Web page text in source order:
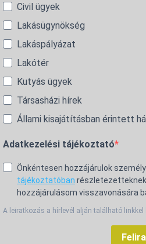
Civil ügyek
Lakásügynökség
Lakáspályázat
Lakótér
Kutyás ügyek
Társasházi hírek
Állami kisajátításban érintett
Adatkezelési tájékoztató
Önkéntesen hozzájárulok
tájékoztatóban
hozzájárulásom visszavonására
A leiratkozás a hírlevél alján található linkkel